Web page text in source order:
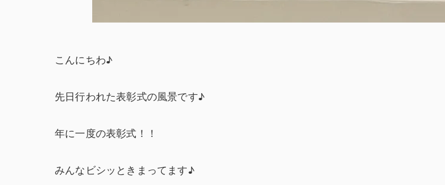
こんにちわ♪
先日行われた表彰式の風景です♪
年に一度の表彰式！！
みんなビシッときまってます♪